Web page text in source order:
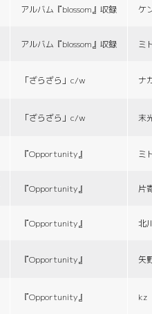
アルバム『blossom』収録 ケ
アルバム『blossom』収録 ミ
「ざらざら」c/w ナ
「ざらざら」c/w 末
『Opportunity』 ミ
『Opportunity』 片
『Opportunity』 北
『Opportunity』 矢
『Opportunity』 kz